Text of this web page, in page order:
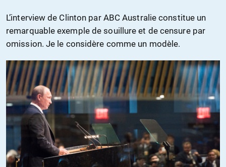
L’interview de Clinton par ABC Australie constitue un
remarquable exemple de souillure et de censure par
omission. Je le considère comme un modèle.